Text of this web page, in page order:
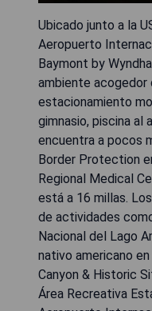
Ubicado junto a la
Aeropuerto
Baymont by
ambiente acogedor
estacionamiento
gimnasio, piscina al
encuentra a pocos
Border Protection
Regional Medical
está a 16 millas.
de actividades
Nacional del Lago
nativo americano
Canyon & Historic
Área Recreativa